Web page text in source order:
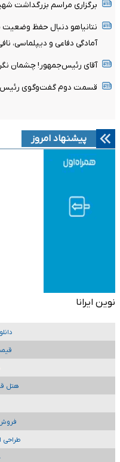
برگزاری مراسم بزرگداشت
نتانیاهو دنبال حفظ
آمادگی دفاعی و دیپلماسی،
آقای رئیس‌جمهور! چشمان
قسمت دوم گفت‌وگوی
پیشنهاد امروز
نوین ایرانا
هتل
طراحی